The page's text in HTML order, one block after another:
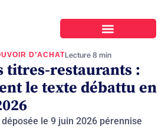
D’ACHATLecture 8 min
titres-restaurants :
le texte débattu en
le 9 juin 2026 pérennise